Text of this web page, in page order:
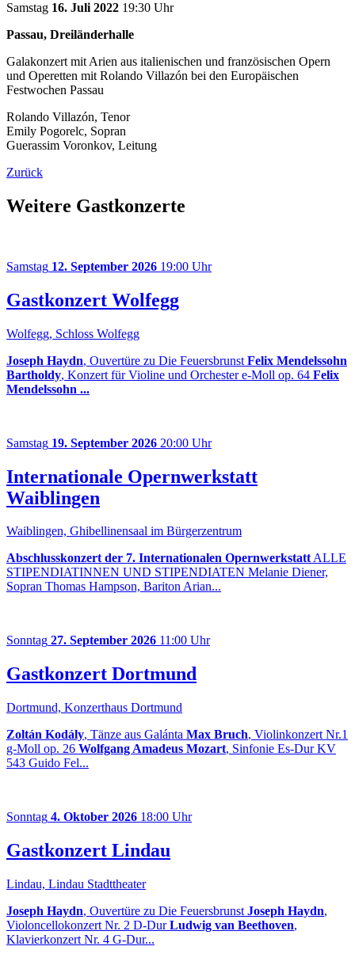
Samstag 16. Juli 2022 19:30 Uhr
Passau, Dreiländerhalle
Galakonzert mit Arien aus italienischen und französischen Opern
und Operetten mit Rolando Villazón bei den Europäischen
Festwochen Passau
Rolando Villazón, Tenor
Emily Pogorelc, Sopran
Guerassim Voronkov, Leitung
Zurück
Weitere Gastkonzerte
Samstag 12. September 2026 19:00 Uhr
Gastkonzert Wolfegg
Wolfegg, Schloss Wolfegg
Joseph Haydn, Ouvertüre zu Die Feuersbrunst Felix Mendelssohn
Bartholdy, Konzert für Violine und Orchester e-Moll op. 64 Felix
Mendelssohn ...
Samstag 19. September 2026 20:00 Uhr
Internationale Opernwerkstatt
Waiblingen
Waiblingen, Ghibellinensaal im Bürgerzentrum
Abschlusskonzert der 7. Internationalen OpernwerkstattALLE
STIPENDIATINNEN UND STIPENDIATEN Melanie Diener,
Sopran Thomas Hampson, Bariton Arian...
Sonntag 27. September 2026 11:00 Uhr
Gastkonzert Dortmund
Dortmund, Konzerthaus Dortmund
Zoltán Kodály, Tänze aus Galánta Max Bruch, Violinkonzert Nr.1
g-Moll op. 26 Wolfgang Amadeus Mozart, Sinfonie Es-Dur KV
543 Guido Fel...
Sonntag 4. Oktober 2026 18:00 Uhr
Gastkonzert Lindau
Lindau, Lindau Stadttheater
Joseph Haydn, Ouvertüre zu Die Feuersbrunst Joseph Haydn,
Violoncellokonzert Nr. 2 D-DurLudwig van Beethoven,
Klavierkonzert Nr. 4 G-Dur...